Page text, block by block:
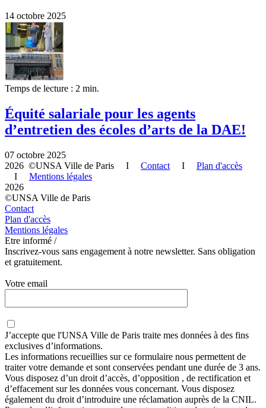
14 octobre 2025
Temps de lecture : 2 min.
Équité salariale pour les agents
d’entretien des écoles d’arts de la DAE!
07 octobre 2025
2026 ©UNSA Ville de Paris I Contact I Plan d'accès
I Mentions légales
2026
©UNSA Ville de Paris
Contact
Plan d'accès
Mentions légales
Etre informé /
Inscrivez-vous sans engagement à notre newsletter. Sans obligation
et gratuitement.
Votre email
J’accepte que l'UNSA Ville de Paris traite mes données à des fins
exclusives d’informations.
Les informations recueillies sur ce formulaire nous permettent de
traiter votre demande et sont conservées pendant une durée de 3 ans.
Vous disposez d’un droit d’accès, d’opposition , de rectification et
d’effacement sur les données vous concernant. Vous disposez
également du droit d’introduire une réclamation auprès de la CNIL.